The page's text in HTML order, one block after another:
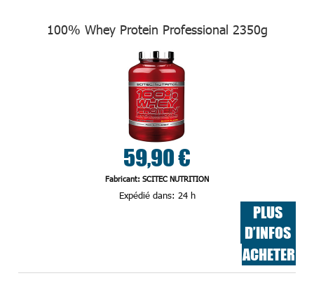
100% Whey Protein Professional 2350g
59,90 €
Fabricant: SCITEC NUTRITION
Expédié dans: 24 h
PLUS
D’INFOS
ACHETER